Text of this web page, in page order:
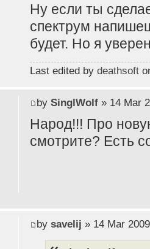
Ну если ты
спектрум
будет. Но я
Last edited by deathsoft
by SinglWolf» 14 Mar
Народ!!! Про
смотрите? Есть
by savelij » 14 Mar